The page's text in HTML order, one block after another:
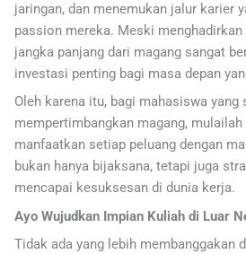
jaringan, dan menemukan jalur karier
passion mereka. Meski
jangka panjang dari magang sangat
investasi penting bagi masa depan
Oleh karena itu, bagi mahasiswa yang
mempertimbangkan magang,
manfaatkan setiap peluang dengan
bukan hanya bijaksana, tetapi juga
mencapai kesuksesan di dunia kerja.
Ayo Wujudkan Impian Kuliah di Luar
Tidak ada yang lebih membanggakan